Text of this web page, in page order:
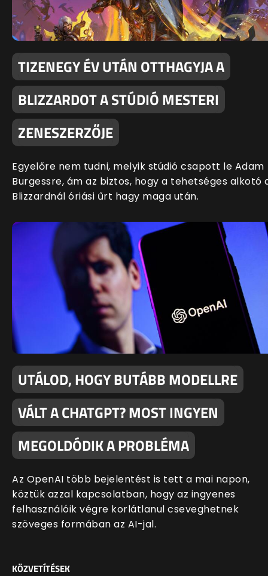
TIZENEGY ÉV UTÁN OTTHAGYJA A
BLIZZARDOT A STÚDIÓ MESTERI
ZENESZERZŐJE
Egyelőre nem tudni, melyik stúdió csapott le Adam
Burgessre, ám az biztos, hogy a tehetséges alkotó
Blizzardnál óriási űrt hagy maga után.
UTÁLOD, HOGY BUTÁBB MODELLRE
VÁLT A CHATGPT? MOST INGYEN
MEGOLDÓDIK A PROBLÉMA
Az OpenAI több bejelentést is tett a mai napon,
köztük azzal kapcsolatban, hogy az ingyenes
felhasználóik végre korlátlanul cseveghetnek
szöveges formában az AI-jal.
KÖZVETÍTÉSEK